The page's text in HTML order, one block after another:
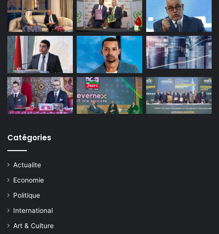
Catégories
Actualite
Economie
Politique
International
Art & Culture